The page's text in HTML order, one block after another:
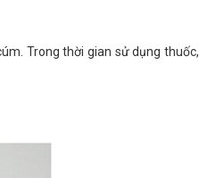
Trong thời gian sử dụng thuốc,